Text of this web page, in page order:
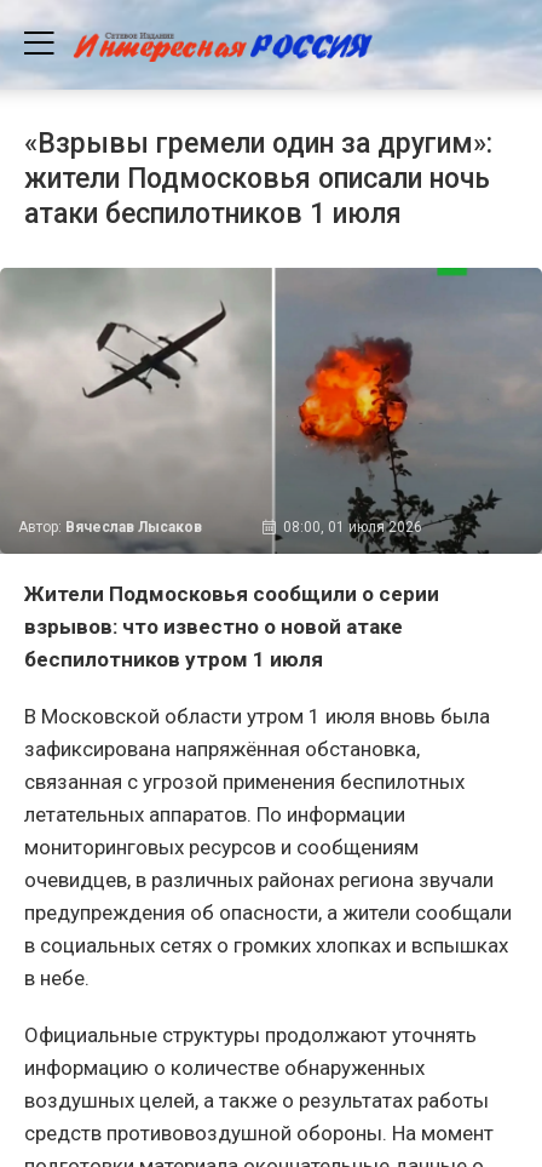
«Взрывы гремели один за другим»:
жители Подмосковья описали ночь
атаки беспилотников 1 июля
Автор: Вячеслав Лысаков 08:00, 01 июля 2026
Жители Подмосковья сообщили о серии
взрывов: что известно о новой атаке
беспилотников утром 1 июля
В Московской области утром 1 июля вновь была
зафиксирована напряжённая обстановка,
связанная с угрозой применения беспилотных
летательных аппаратов. По информации
мониторинговых ресурсов и сообщениям
очевидцев, в различных районах региона звучали
предупреждения об опасности, а жители сообщали
в социальных сетях о громких хлопках и вспышках
в небе.
Официальные структуры продолжают уточнять
информацию о количестве обнаруженных
воздушных целей, а также о результатах работы
средств противовоздушной обороны. На момент